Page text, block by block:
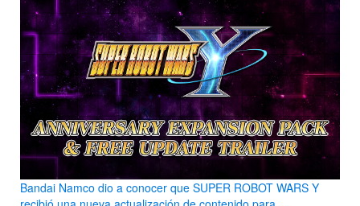
Bandai Namco dio a conocer que SUPER ROBOT WARS Y